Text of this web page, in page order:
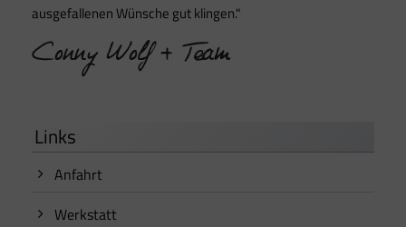
ausgefallenen Wünsche gut klingen."
Links
Anfahrt
Werkstatt